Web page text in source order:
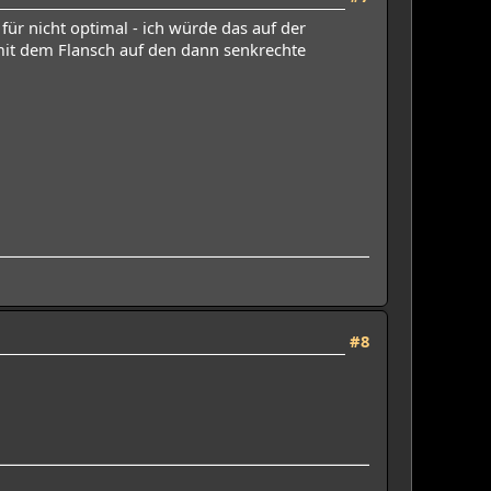
nicht optimal - ich würde das auf der
dem Flansch auf den dann senkrechte
#8